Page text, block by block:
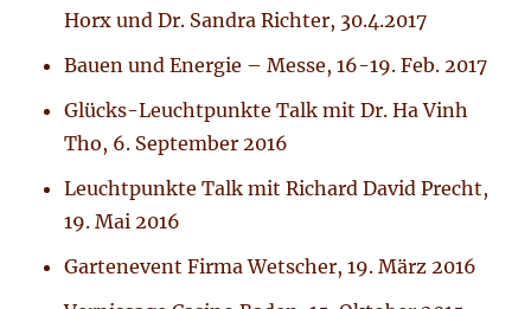
Horx und Dr. Sandra Richter, 30.4.2017
Bauen und Energie – Messe, 16-19. Feb. 2017
Glücks-Leuchtpunkte Talk mit Dr. Ha Vinh
Tho, 6. September 2016
Leuchtpunkte Talk mit Richard David Precht,
19. Mai 2016
Gartenevent Firma Wetscher, 19. März 2016